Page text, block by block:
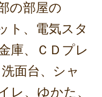
の部屋の
ト、電気スタ
庫、ＣＤプレ
面台、シャ
レ、ゆかた、